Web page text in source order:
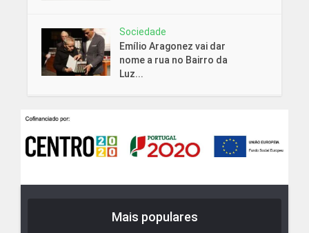
Sociedade
Emílio Aragonez vai dar
nome a rua no Bairro da
Luz...
Mais populares